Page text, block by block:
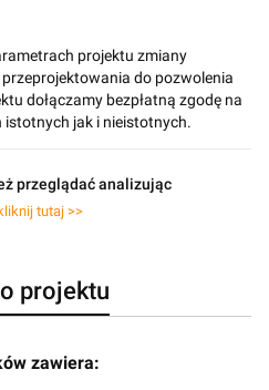
projektu zmiany
do pozwolenia
dołączamy bezpłatną zgodę na
jak i nieistotnych.
przeglądać analizując
tutaj >>
projektu
zawiera: